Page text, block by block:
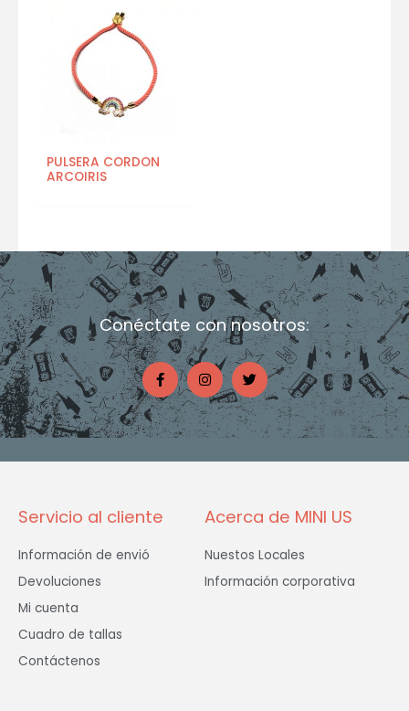
PULSERA CORDON
ARCOIRIS
Conéctate con nosotros:
F
a
c
e
b
o
o
-
I
n
s
t
a
g
r
m
T
w
i
t
t
e
Servicio al cliente
Información de envió
Devoluciones
Mi cuenta
Cuadro de tallas
Contáctenos
Acerca de MINI US
Nuestos Locales
Información corporativa